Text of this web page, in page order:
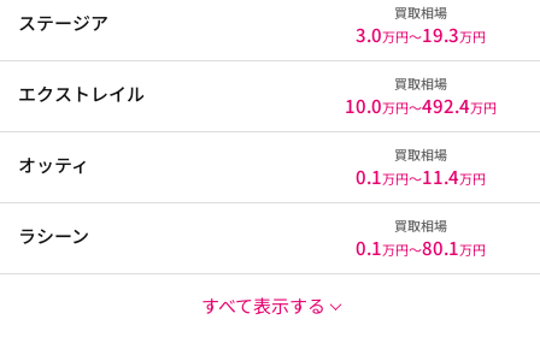
ステージア 買取相場
3.0万円〜19.3万円
エクストレイル 買取相場
10.0万円〜492.4万円
オッティ 買取相場
0.1万円〜11.4万円
ラシーン 買取相場
0.1万円〜80.1万円
すべて表示する